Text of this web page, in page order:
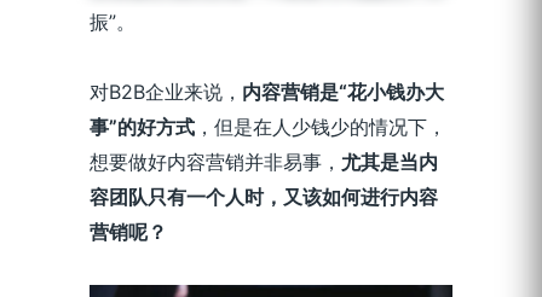
振”。
对B2B企业来说， 内容营销是“花小钱办大
事”的好方式 ，但是在人少钱少的情况下，
想要做好内容营销并非易事， 尤其是当内
容团队只有一个人时，又该如何进行内容
营销呢？